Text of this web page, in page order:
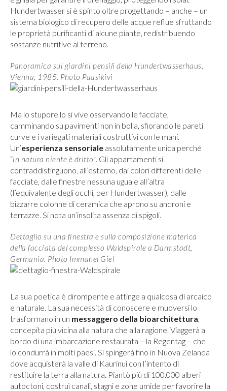
Hundertwasser si è spinto oltre progettando – anche – un
sistema biologico di recupero delle acque reflue sfruttando
le proprietà purificanti di alcune piante, redistribuendo
sostanze nutritive al terreno.
Panoramica sui giardini pensili della Hundertwasserhaus,
Vienna, 1985. Photo Paasikivi
Ma lo stupore lo si vive osservando le facciate,
camminando su pavimenti non in bolla, sfiorando le pareti
curve e i variegati materiali costruttivi con le mani.
Un’esperienza sensoriale assolutamente unica perché
“in natura niente è dritto”. Gli appartamenti si
contraddistinguono, all’esterno, dai colori differenti delle
facciate, dalle finestre nessuna uguale all’altra
(l’equivalente degli occhi, per Hundertwasser), dalle
bizzarre colonne di ceramica che aprono su androni e
terrazze. Si nota un’insolita assenza di spigoli.
Dettaglio su una finestra e sulla composizione materica
della facciata del complesso Waldspirale a Darmstadt,
Germania. Photo Immanel Giel
La sua poetica è dirompente e attinge a qualcosa di arcaico
e naturale. La sua necessità di conoscere e muoversi lo
trasformano in un messaggero della bioarchitettura,
concepita più vicina alla natura che alla ragione. Viaggerà a
bordo di una imbarcazione restaurata – la Regentag – che
lo condurrà in molti paesi. Si spingerà fino in Nuova Zelanda
dove acquisterà la valle di Kaurinui con l’intento di
restituire la terra alla natura. Piantò più di 100.000 alberi
autoctoni, costruì canali, stagni e zone umide per favorire la